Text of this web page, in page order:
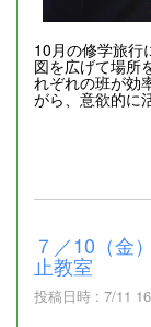
10月の修学旅行
図を広げて場所
れぞれの班が効
がら、意欲的に
７／10（金
止教室
投稿日時 : 7/11